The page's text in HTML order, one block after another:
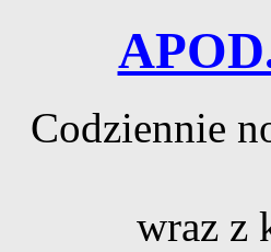
Codziennie
wraz z